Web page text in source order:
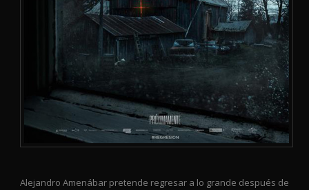
Alejandro Amenábar pretende regresar a lo grande después de